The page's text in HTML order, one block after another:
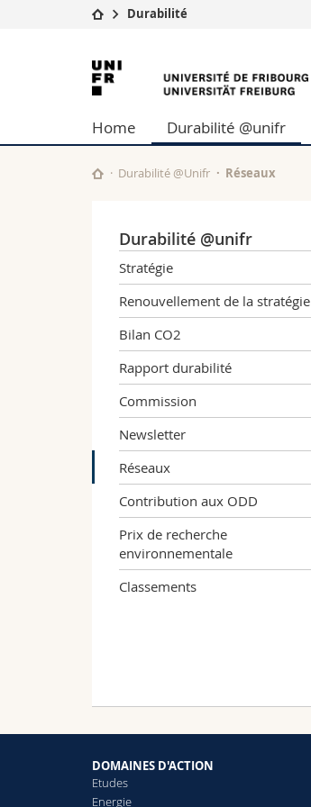
Université
Recherche
Université
Formation continue
Durabilité
Université
de
Fribourg
Home Durabilité @unifr
Durabilité @Unifr Réseaux
Durabilité @unifr
Stratégie
Renouvellement de la stratégie
Bilan CO2
Rapport durabilité
Commission
Newsletter
Réseaux
Contribution aux ODD
Prix de recherche
environnementale
Classements
DOMAINES D'ACTION
Etudes
Energie